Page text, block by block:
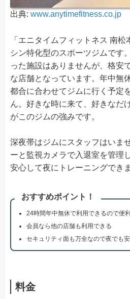
出典: www.anytimefitness.co.jp
「エニタイムフィットネス 南
シン特化型のスポーツジムです
った施設はありませんが、格安
な店舗となっています。年中無
都合に合わせてジムに行く予定
ん。好きな時に来て、好きなだ
がこのジムの強みです。
深夜帯はジムにスタッフはいま
ーと監視カメラで入退室を管理
安心して夜にトレーニングできま
おすすめポイント！
24時間年中無休で利用できるので便利
会員なら他の店舗も利用できる
セキュリティ面も万全なので夜でも
料金